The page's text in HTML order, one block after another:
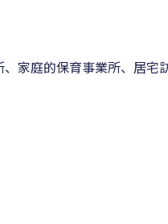
家庭的保育事業所、居宅